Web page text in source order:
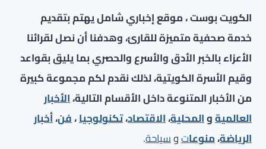
الكويت بوست ، موقع إخباري شامل يهتم بتقديم
خدمة صحفية متميزة للقارئ، وهدفنا أن نصل لقرائنا
الأعزاء بالخبر الأدق والأسرع والحصري بما يليق بقواعد
وقيم الأسرة الكويتية، لذلك نقدم لكم مجموعة كبيرة
من الأخبار المتنوعة داخل الأقسام التالية،الأخبار
العالميةوالمحلية،الاقتصاد،تكنولوجيا،فن،أخبار
الرياضة،منوعاتوسياحة.